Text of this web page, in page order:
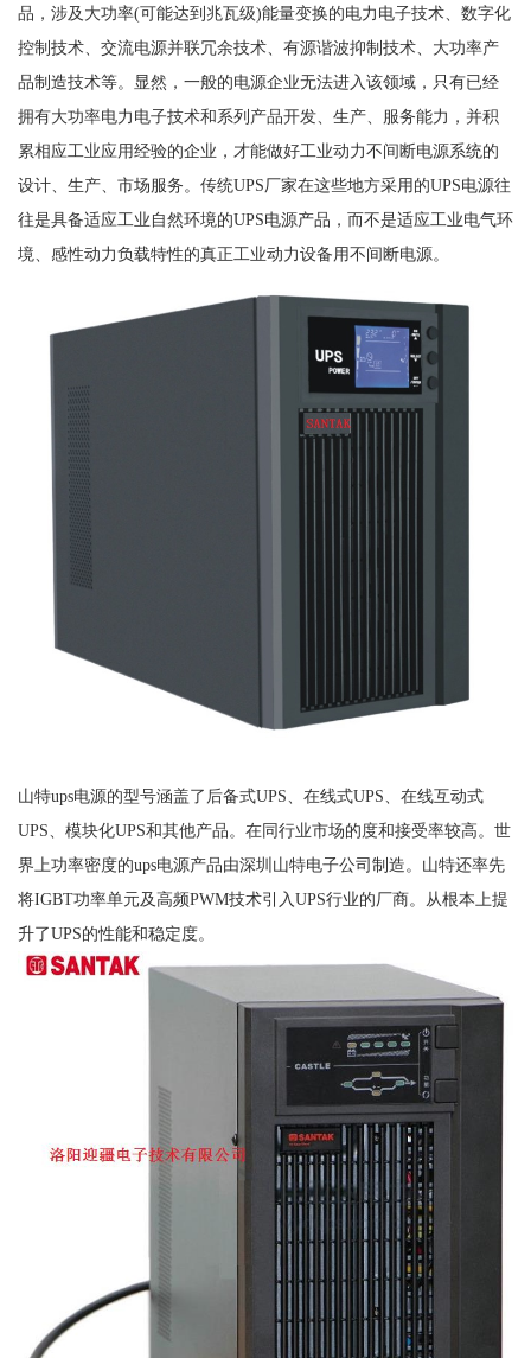
品，涉及大功率(可能达到兆瓦级)能量变换的电力电子技术、数字化
控制技术、交流电源并联冗余技术、有源谐波抑制技术、大功率产
品制造技术等。显然，一般的电源企业无法进入该领域，只有已经
拥有大功率电力电子技术和系列产品开发、生产、服务能力，并积
累相应工业应用经验的企业，才能做好工业动力不间断电源系统的
设计、生产、市场服务。传统UPS厂家在这些地方采用的UPS电源往
往是具备适应工业自然环境的UPS电源产品，而不是适应工业电气环
境、感性动力负载特性的真正工业动力设备用不间断电源。
山特ups电源的型号涵盖了后备式UPS、在线式UPS、在线互动式
UPS、模块化UPS和其他产品。在同行业市场的度和接受率较高。世
界上功率密度的ups电源产品由深圳山特电子公司制造。山特还率先
将IGBT功率单元及高频PWM技术引入UPS行业的厂商。从根本上提
升了UPS的性能和稳定度。